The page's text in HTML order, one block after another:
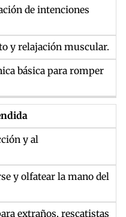
de intenciones
y relajación muscular.
básica para romper
y al
y olfatear la mano del
extraños, rescatistas